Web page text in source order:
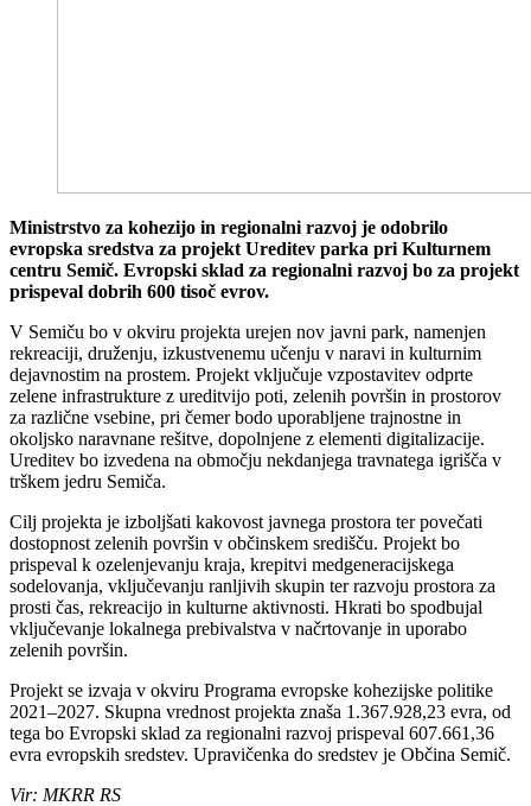
Ministrstvo za kohezijo in regionalni razvoj je odobrilo
evropska sredstva za projekt Ureditev parka pri Kulturnem
centru Semič. Evropski sklad za regionalni razvoj bo za projekt
prispeval dobrih 600 tisoč evrov.
V Semiču bo v okviru projekta urejen nov javni park, namenjen
rekreaciji, druženju, izkustvenemu učenju v naravi in kulturnim
dejavnostim na prostem. Projekt vključuje vzpostavitev odprte
zelene infrastrukture z ureditvijo poti, zelenih površin in prostorov
za različne vsebine, pri čemer bodo uporabljene trajnostne in
okoljsko naravnane rešitve, dopolnjene z elementi digitalizacije.
Ureditev bo izvedena na območju nekdanjega travnatega igrišča v
trškem jedru Semiča.
Cilj projekta je izboljšati kakovost javnega prostora ter povečati
dostopnost zelenih površin v občinskem središču. Projekt bo
prispeval k ozelenjevanju kraja, krepitvi medgeneracijskega
sodelovanja, vključevanju ranljivih skupin ter razvoju prostora za
prosti čas, rekreacijo in kulturne aktivnosti. Hkrati bo spodbujal
vključevanje lokalnega prebivalstva v načrtovanje in uporabo
zelenih površin.
Projekt se izvaja v okviru Programa evropske kohezijske politike
2021–2027. Skupna vrednost projekta znaša 1.367.928,23 evra, od
tega bo Evropski sklad za regionalni razvoj prispeval 607.661,36
evra evropskih sredstev. Upravičenka do sredstev je Občina Semič.
Vir: MKRR RS